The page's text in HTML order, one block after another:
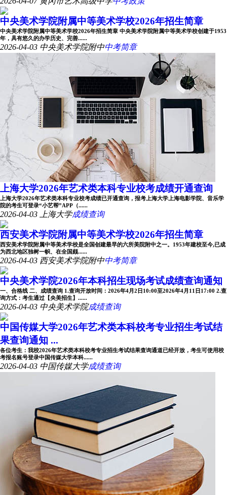
中央美术学院附属中等美术学校2026年招生简章
中央美术学院附属中等美术学校2026年招生简章 中央美术学院附属中等美术学校创建于1953
年，具有悠久的办学历史、完善......
2026-04-03 中央美术学院附中中考简章
上海大学2026年艺术类本科专业校考成绩开通查询
上海大学2026年艺术类本科专业校考成绩已开通查询，报考上海大学上海电影学院、音乐学
院的考生可登录“小艺帮”APP（......
2026-04-03 上海大学成绩查询
西安美术学院附属中等美术学校2026年招生简章
西安美术学院附属中等美术学校是全国创建最早的六所美院附中之一。1953年建校至今,已成
为西北地区独树一帜、在全国颇......
2026-04-03 西安美术学院附中中考简章
中央美术学院2026年本科招生现场考试成绩查询通知
一、合格线 二、成绩查询 1.查询开放时间：2026年4月2日10:00至2026年4月11日17:00 2.查
询方式：考生通过【央美招生】......
2026-04-03 中央美术学院成绩查询
中国传媒大学2026年艺术类本科校考专业招生考试结
果查询通知 ...
各位考生：我校2026年艺术类本科校考专业招生考试结果查询通道已经开放，考生可使用校
考报名账号登录中国传媒大学本科......
2026-04-03 中国传媒大学成绩查询